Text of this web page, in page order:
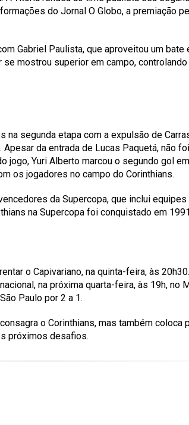
do Jornal O Globo, a premiação
Gabriel Paulista, que aproveitou um bate
se mostrou superior em campo,
segunda etapa com a expulsão de
da entrada de Lucas Paquetá, não
jogo, Yuri Alberto marcou o segundo gol
os jogadores no campo do Corinthians.
da Supercopa, que inclui equipes
na Supercopa foi conquistado em
o Capivariano, na quinta-feira, às
na próxima quarta-feira, às 19h, no
Paulo por 2 a 1.
o Corinthians, mas também coloca
próximos desafios.